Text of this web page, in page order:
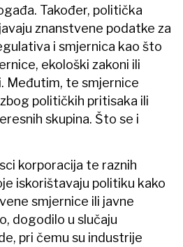
Također, politička
znanstvene podatke za
i smjernica kao što
ekološki zakoni ili
Međutim, te smjernice
političkih pritisaka ili
skupina. Što se i
korporacija te raznih
iskorištavaju politiku kako
smjernice ili javne
dogodilo u slučaju
pri čemu su industrije